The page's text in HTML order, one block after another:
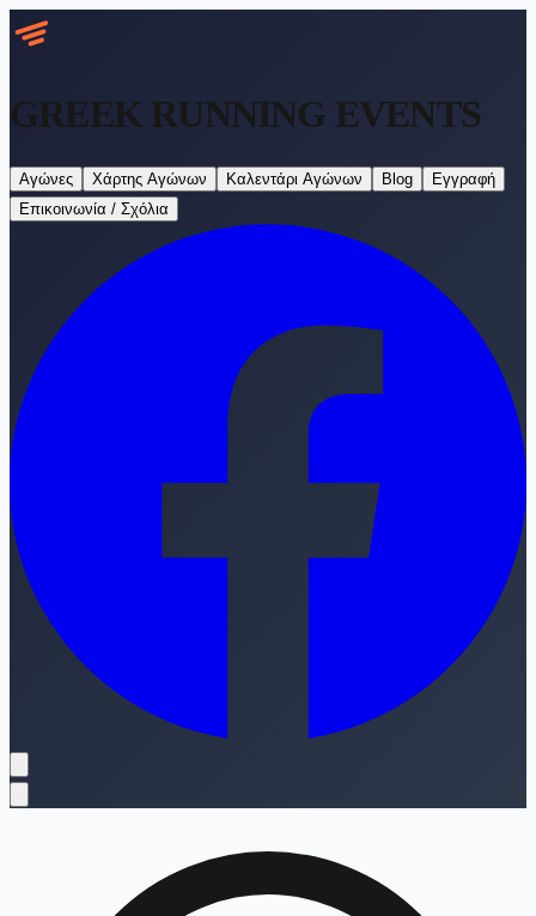
GREEK RUNNING EVENTS
Αγώνες Χάρτης Αγώνων Καλεντάρι Αγώνων Blog
Εγγραφή
Επικοινωνία / Σχόλια